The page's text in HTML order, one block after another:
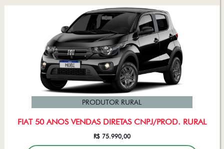
FIAT 50 ANOS VENDAS DIRETAS CNPJ/PROD. RURAL
PRODUTOR RURAL
R$ 75.990,00